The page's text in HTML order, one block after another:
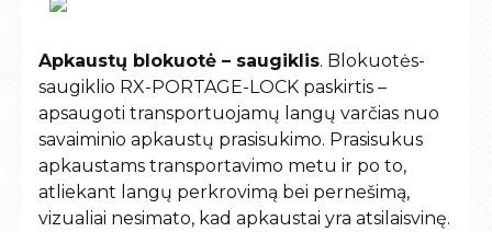
Apkaustų blokuotė – saugiklis. Blokuotės-
saugiklio RX-PORTAGE-LOCK paskirtis –
apsaugoti transportuojamų langų varčias nuo
savaiminio apkaustų prasisukimo. Prasisukus
apkaustams transportavimo metu ir po to,
atliekant langų perkrovimą bei pernešimą,
vizualiai nesimato, kad apkaustai yra atsilaisvinę.